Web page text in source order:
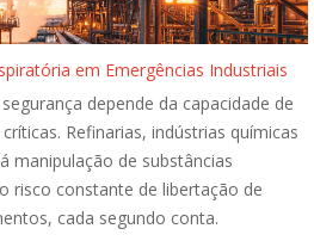
em Emergências Industriais
depende da capacidade de
Refinarias, indústrias químicas
manipulação de substâncias
risco constante de libertação de
cada segundo conta.